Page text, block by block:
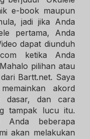
e-book maupun
jadi jika Anda
pertama, Anda
dapat diunduh
ketika Anda
pilihan atau
Bartt.net. Saya
akord
dasar, dan cara
tampak lucu itu.
Anda beberapa
akan melakukan